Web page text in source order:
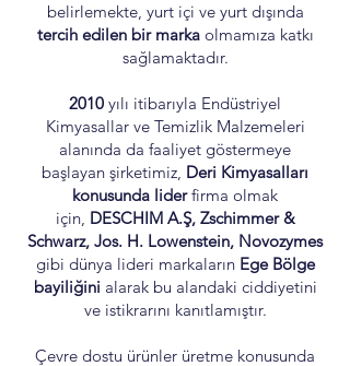
belirlemekte, yurt içi ve yurt dışında
tercih edilen bir markaolmamıza katkı
sağlamaktadır.
2010 yılı itibarıyla Endüstriyel
Kimyasallar ve Temizlik Malzemeleri
alanında da faaliyet göstermeye
başlayan şirketimiz, Deri Kimyasalları
konusunda liderfirma olmak
için, DESCHIM A.Ş, Zschimmer &
Schwarz, Jos. H. Lowenstein, Novozymes
gibi dünya lideri markaların Ege Bölge
bayiliğini alarak bu alandaki ciddiyetini
ve istikrarını kanıtlamıştır.
Çevre dostu ürünler üretme konusunda